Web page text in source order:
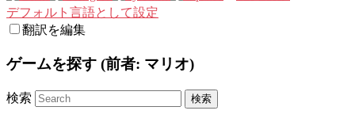
デフォルト言語として設定
翻訳を編集
ゲームを探す (前者: マリオ)
検索